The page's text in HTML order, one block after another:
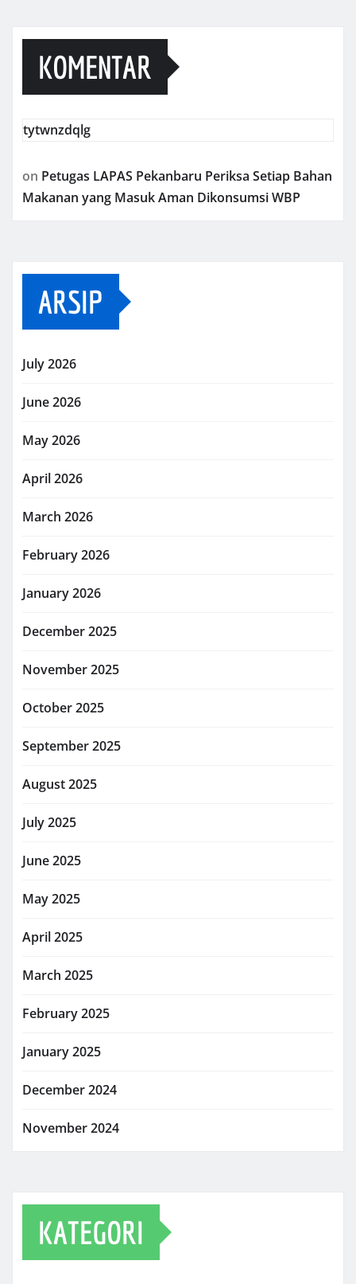
KOMENTAR
tytwnzdqlg
on Petugas LAPAS Pekanbaru Periksa Setiap Bahan
Makanan yang Masuk Aman Dikonsumsi WBP
ARSIP
July 2026
June 2026
May 2026
April 2026
March 2026
February 2026
January 2026
December 2025
November 2025
October 2025
September 2025
August 2025
July 2025
June 2025
May 2025
April 2025
March 2025
February 2025
January 2025
December 2024
November 2024
KATEGORI